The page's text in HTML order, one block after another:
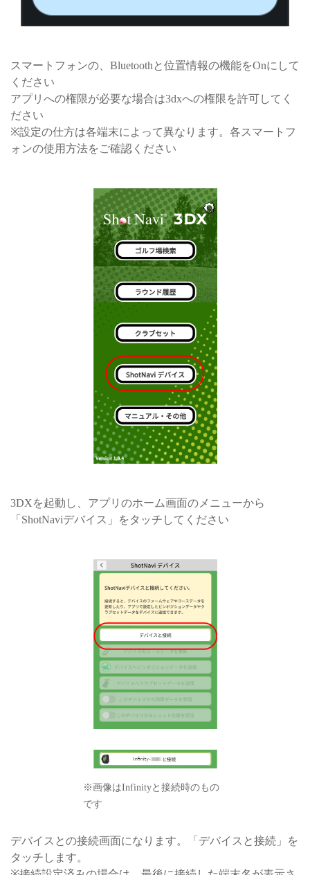
スマートフォンの、Bluetoothと位置情報の機能をOnにして
ください
アプリへの権限が必要な場合は3dxへの権限を許可してく
ださい
※設定の仕方は各端末によって異なります。各スマートフ
ォンの使用方法をご確認ください
3DXを起動し、アプリのホーム画面のメニューから
「ShotNaviデバイス」をタッチしてください
※画像はInfinityと接続時のもの
です
デバイスとの接続画面になります。「デバイスと接続」を
タッチします。